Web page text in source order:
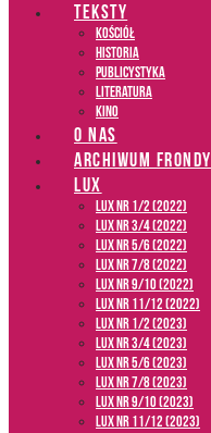
TEKSTY
Kościół
Historia
Publicystyka
Literatura
Kino
O NAS
ARCHIWUM FRONDY
LUX
LUX NR 1/2 (2022)
LUX NR 3/4 (2022)
LUX NR 5/6 (2022)
LUX NR 7/8 (2022)
LUX nr 9/10 (2022)
LUX NR 11/12 (2022)
LUX NR 1/2 (2023)
LUX NR 3/4 (2023)
LUX NR 5/6 (2023)
LUX NR 7/8 (2023)
LUX NR 9/10 (2023)
LUX NR 11/12 (2023)